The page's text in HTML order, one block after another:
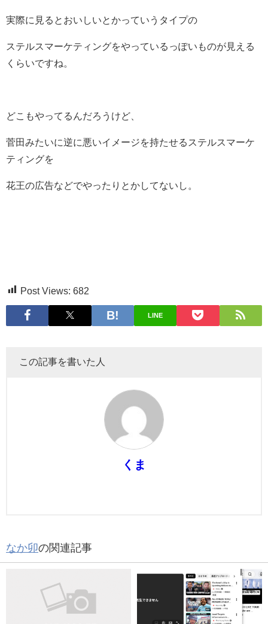
実際に見るとおいしいとかっていうタイプの
ステルスマーケティングをやっているっぽいものが見える
くらいですね。
どこもやってるんだろうけど、
菅田みたいに逆に悪いイメージを持たせるステルスマーケ
ティングを
花王の広告などでやったりとかしてないし。
Post Views: 682
LINE
この記事を書いた人
くま
なか卯の関連記事